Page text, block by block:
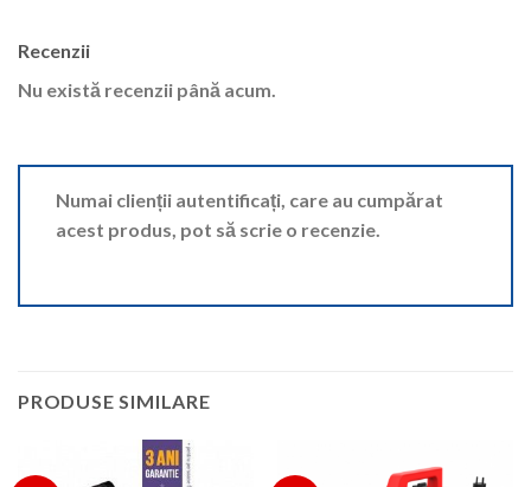
Recenzii
Nu există recenzii până acum.
Numai clienții autentificați, care au cumpărat
acest produs, pot să scrie o recenzie.
PRODUSE SIMILARE